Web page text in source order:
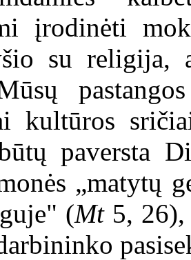
įrodinėti
su religija,
kultūros
paversta
„matytų
(Mt5, 26),